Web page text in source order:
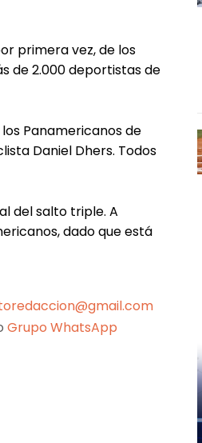
primera vez, de los
de 2.000 deportistas de
Panamericanos de
Daniel Dhers. Todos
del salto triple. A
dado que está
Grupo WhatsApp